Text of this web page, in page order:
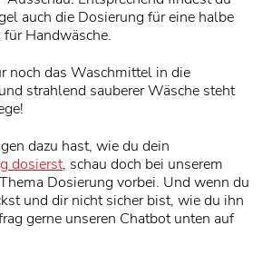
auch die Dosierung für eine halbe
Handwäsche.
noch das Waschmittel in die
strahlend sauberer Wäsche steht
dazu hast, wie du dein
dosierst, schau doch bei unserem
Dosierung vorbei. Und wenn du
und dir nicht sicher bist, wie du ihn
gerne unseren Chatbot unten auf